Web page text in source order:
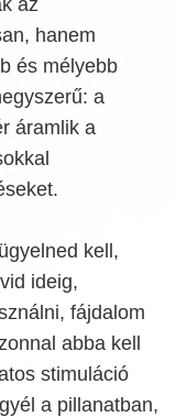
hanem
és mélyebb
a
áramlik a
kell,
ideig,
fájdalom
abba kell
stimuláció
a pillanatban,